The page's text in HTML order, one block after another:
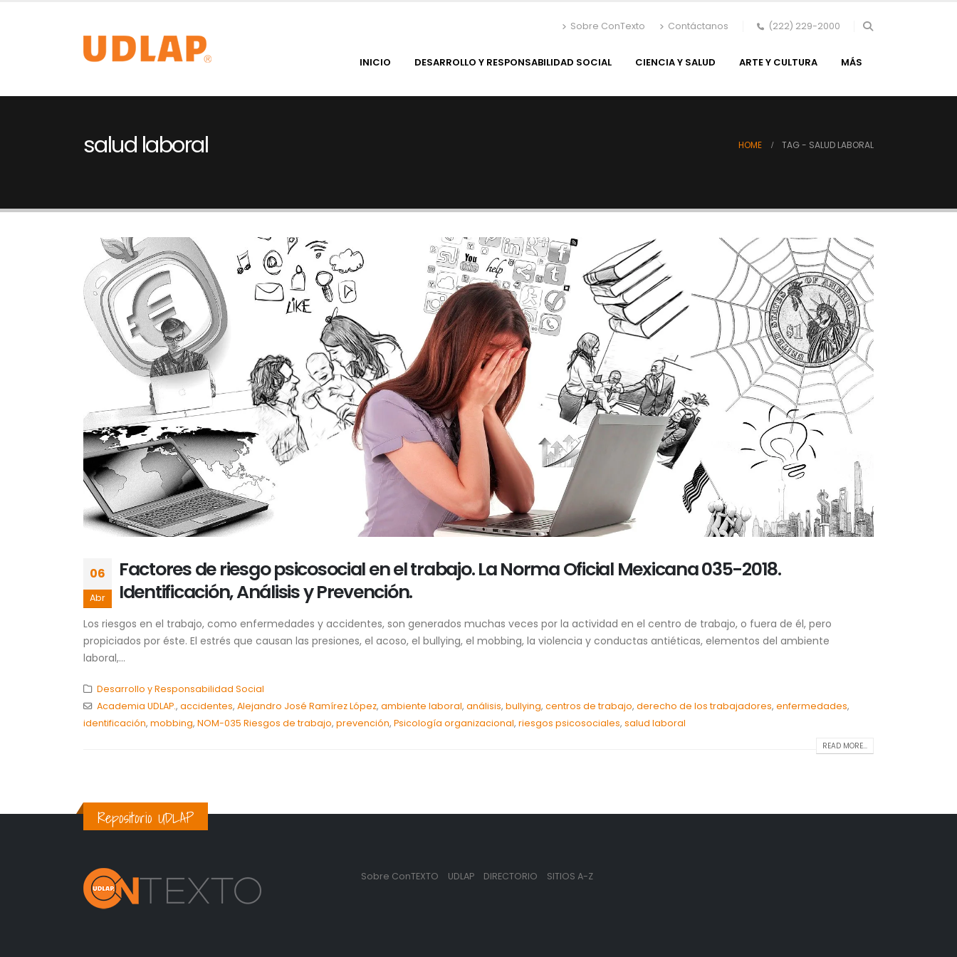
Sobre ConTexto Contáctanos (222) 229-2000
INICIO DESARROLLO Y RESPONSABILIDAD SOCIAL CIENCIA Y SALUD ARTE Y CULTURA MÁS
salud laboral HOME TAG - SALUD LABORAL
06
Abr
Factores de riesgo psicosocial en el trabajo. La Norma Oficial Mexicana 035-2018.
Identificación, Análisis y Prevención.
Los riesgos en el trabajo, como enfermedades y accidentes, son generados muchas veces por la actividad en el centro de trabajo, o fuera de él, pero
propiciados por éste. El estrés que causan las presiones, el acoso, el bullying, el mobbing, la violencia y conductas antiéticas, elementos del ambiente
laboral,...
Desarrollo y Responsabilidad Social
Academia UDLAP., accidentes, Alejandro José Ramírez López, ambiente laboral, análisis, bullying, centros de trabajo, derecho de los trabajadores, enfermedades,
identificación, mobbing, NOM-035 Riesgos de trabajo, prevención, Psicología organizacional, riesgos psicosociales, salud laboral
READ MORE...
Repositorio UDLAP
Sobre ConTEXTO UDLAP DIRECTORIO SITIOS A-Z